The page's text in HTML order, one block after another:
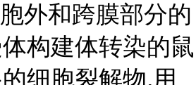
外和跨膜部分的
构建体转染的鼠
细胞裂解物,用